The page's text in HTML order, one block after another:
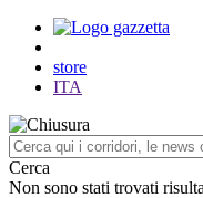
store
ITA
Cerca
Non sono stati trovati